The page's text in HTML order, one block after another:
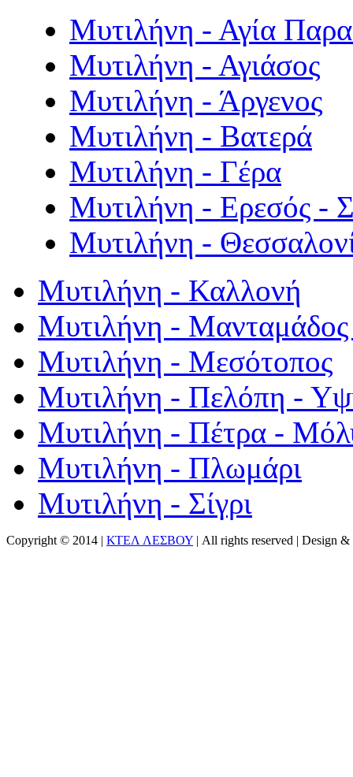
Μυτιλήνη - Αγία
Μυτιλήνη - Αγιάσος
Μυτιλήνη - Άργενος
Μυτιλήνη - Βατερά
Μυτιλήνη - Γέρα
Μυτιλήνη - Ερεσός -
Μυτιλήνη -
Μυτιλήνη - Καλλονή
Μυτιλήνη - Μανταμάδος
Μυτιλήνη - Μεσότοπος
Μυτιλήνη - Πελόπη -
Μυτιλήνη - Πέτρα -
Μυτιλήνη - Πλωμάρι
Μυτιλήνη - Σίγρι
Copyright © 2014 | ΚΤΕΛ ΛΕΣΒΟΥ | All rights reserved | Design &